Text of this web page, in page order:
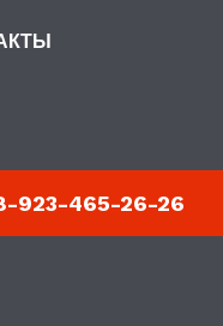
923-465-26-26